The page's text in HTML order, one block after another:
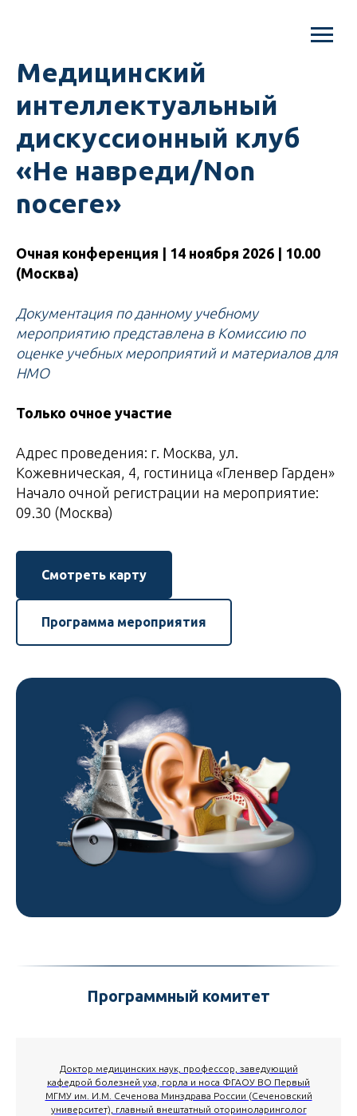
Mедицинский
интеллектуальный
дискуссионный клуб
«Не навреди/Non
nocere»
Очная конференция | 14 ноября 2026 | 10.00
(Москва)
Документация по данному учебному
мероприятию представлена в Комиссию по
оценке учебных мероприятий и материалов для
НМО
Только очное участие
Адрес проведения: г. Москва, ул.
Кожевническая, 4, гостиница «Гленвер Гарден»
Начало очной регистрации на мероприятие:
09.30 (Москва)
Смотреть карту
Программа мероприятия
Программный комитет
Доктор медицинских наук, профессор, заведующий
кафедрой болезней уха, горла и носа ФГАОУ ВО Первый
МГМУ им. И.М. Сеченова Минздрава России (Сеченовский
университет), главный внештатный оториноларинголог